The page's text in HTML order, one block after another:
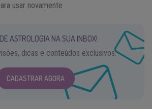
usar novamente
ASTROLOGIA NA SUA INBOX!
dicas e conteúdos exclusivos.
CADASTRAR AGORA